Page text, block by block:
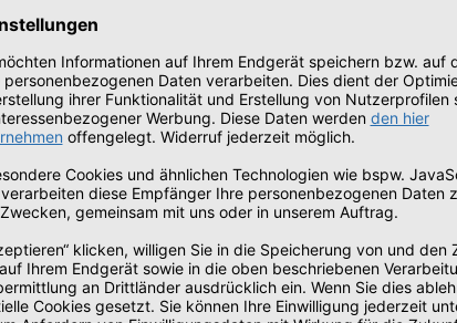
Artikelnummer:1206650346
Herstellernummer:DR2200